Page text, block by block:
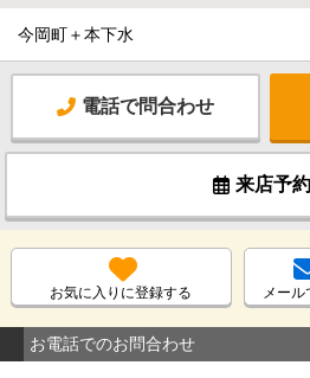
今岡町＋本下水
電話で問合わせ
来店予約
お気に入りに登録する メール
お電話でのお問合わせ